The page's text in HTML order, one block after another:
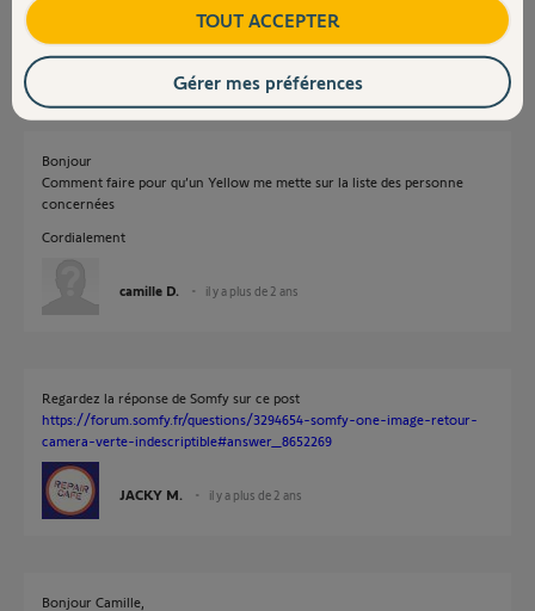
JACKY M. il y a plus de 2 ans
Bonjour
Comment faire pour qu’un Yellow me mette sur la liste des personne
concernées
Cordialement
camille D. il y a plus de 2 ans
Regardez la réponse de Somfy sur ce post
https://forum.somfy.fr/questions/3294654-somfy-one-image-retour-
camera-verte-indescriptible#answer_8652269
JACKY M. il y a plus de 2 ans
Bonjour Camille,
TOUT ACCEPTER
Gérer mes préférences